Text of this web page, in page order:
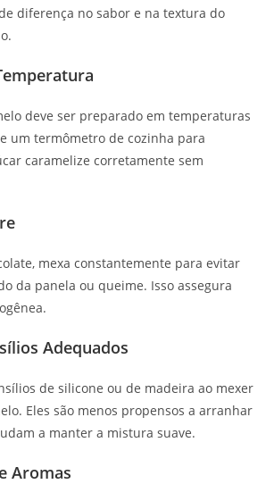
diferença no sabor e na textura do
deve ser preparado em temperaturas
um termômetro de cozinha para
caramelize corretamente sem
mexa constantemente para evitar
da panela ou queime. Isso assegura
Adequados
de silicone ou de madeira ao mexer
Eles são menos propensos a arranhar
a manter a mistura suave.
Aromas